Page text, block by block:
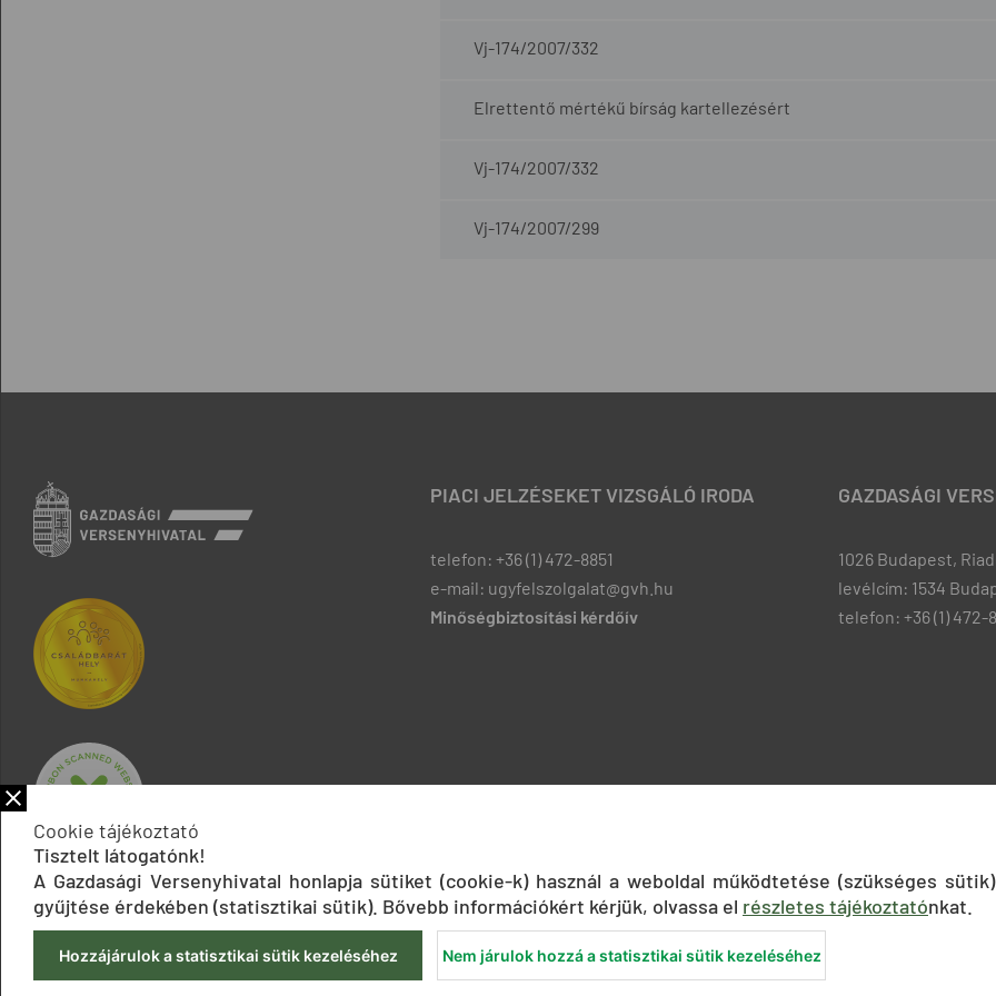
Vj-174/2007/332
Elrettentő mértékű bírság kartellezésért
Vj-174/2007/332
Vj-174/2007/299
PIACI JELZÉSEKET VIZSGÁLÓ IRODA
telefon: +36 (1) 472-8851
e-mail: ugyfelszolgalat@gvh.hu
Minőségbiztosítási kérdőív
GAZDASÁGI
1026 Budapest,
levélcím: 1534
telefon: +36 (1) 472-
Impresszum Adatkezelési tájékoztatók Akadálymentesítési nyilatkozat Közadatkereső Süti beállítások
Cookie tájékoztató
Tisztelt látogatónk!
A Gazdasági Versenyhivatal honlapja sütiket (cookie-k) használ a weboldal működtetése (szükséges
gyűjtése érdekében (statisztikai sütik). Bővebb információkért kérjük, olvassa el részletes tájékoztatónkat.
Hozzájárulok a statisztikai sütik kezeléséhez Nem járulok hozzá a statisztikai sütik kezeléséhez